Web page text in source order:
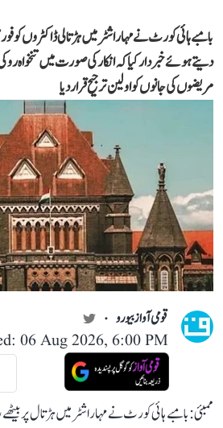
بامبے ہائی کورٹ نے مہاراشٹر میں ہڑتالی ڈاکٹروں کو
دیتے ہوئے خبردار کیا کہ انکار کی صورت میں تنخواہ
مریضوں کی جانوں کو اولین ترجیح قرار دیا
قومی آواز بیورو
06 Aug 2026, 6:00 PM
ممبئی: بامبے ہائی کورٹ نے مہاراشٹر میں ہڑتال پر